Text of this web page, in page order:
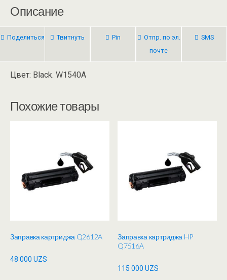
Описание
Поделиться Твитнуть Pin
Отпр. по эл.
почте
SMS
Цвет: Black. W1540A
Похожие товары
Заправка картриджа Q2612A
48 000 UZS
Заправка картриджа HP
Q7516A
115 000UZS